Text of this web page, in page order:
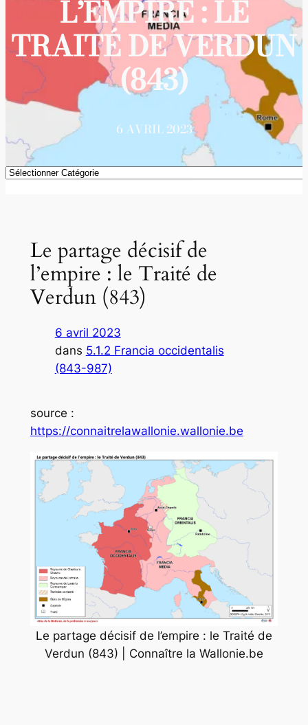
L’EMPIRE : LE
TRAITÉ DE VERDUN
(843)
6 AVRIL 2023
Catégories
Le partage décisif de
l’empire : le Traité de
Verdun (843)
6 avril 2023
dans 5.1.2 Francia occidentalis
(843-987)
source :
https://connaitrelawallonie.wallonie.be
Le partage décisif de l’empire : le Traité de
Verdun (843) | Connaître la Wallonie.be